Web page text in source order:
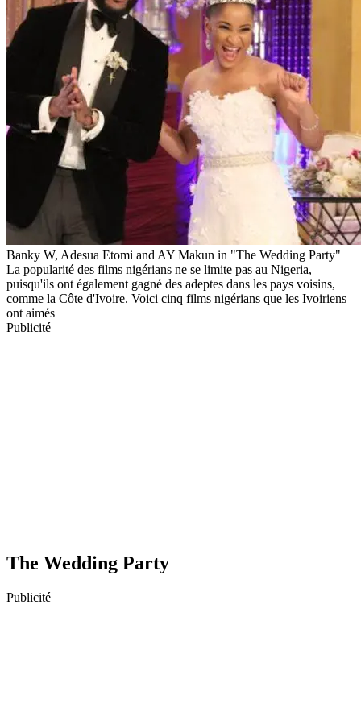
Banky W, Adesua Etomi and AY Makun in "The Wedding Party"
La popularité des films nigérians ne se limite pas au Nigeria,
puisqu'ils ont également gagné des adeptes dans les pays voisins,
comme la Côte d'Ivoire. Voici cinq films nigérians que les Ivoiriens
ont aimés
Publicité
The Wedding Party
Publicité